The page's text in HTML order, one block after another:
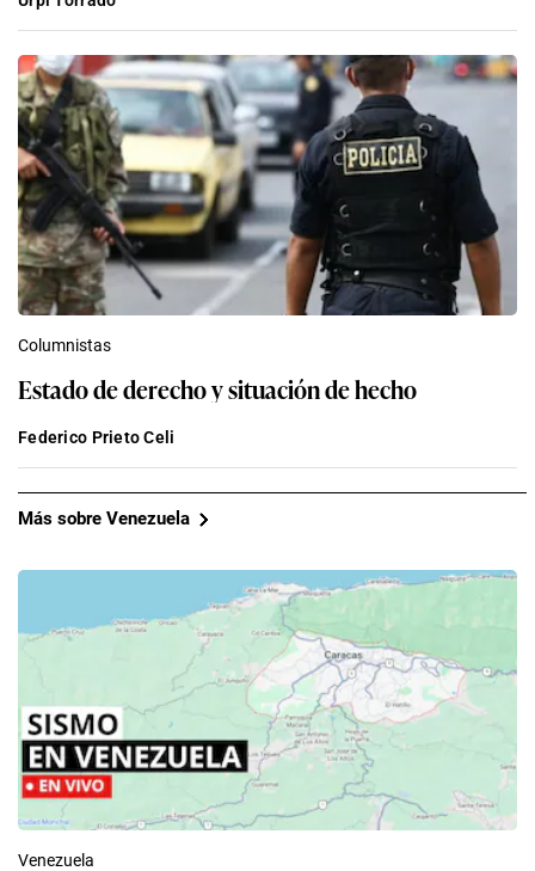
Columnistas
Estado de derecho y situación de hecho
Federico Prieto Celi
Más sobre Venezuela
Venezuela